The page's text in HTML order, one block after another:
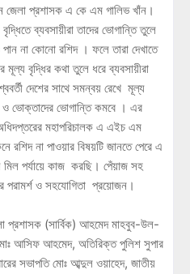
জেলা প্রশাসক এ কে এম গালিভ খাঁন।
ব্যবসায়ীরা তাদের ভোগান্তি তুলে
না কোনো রশিদ । ফলে তারা দেখাতে
বৃদ্ধির কথা তুলে ধরে ব্যবসায়ীরা
দেশের সাথে সমন্বয় রেখে মূল্য
ও ভোক্তাদের ভোগান্তি কমবে । এর
মহাপরিচালক এ এইচ এম
রশিদ না পাওয়ার বিষয়টি জানতে পেরে এ
মিল পর্যায়ে কাজ করছি। পেঁয়াজ সহ
পরামর্শ ও সহযোগিতা প্রয়োজন।
প্রশাসক (সার্বিক) আহমেদ মাহবুব-উল-
আসিফ আহমেদ, অতিরিক্ত পুলিশ সুপার
সভাপতি মোঃ আব্দুল ওয়াহেদ, জাতীয়